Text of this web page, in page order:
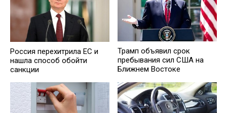
Россия перехитрила EC и
нашла способ обойти
санкции
Трамп объявил срок
пребывания сил США на
Ближнем Востоке